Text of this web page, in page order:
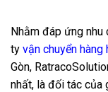
Nhằm đáp ứng nhu
ty vận chuyển
Gòn,
nhất, là đối tác của